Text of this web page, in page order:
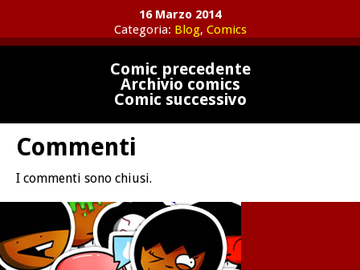
16 Marzo 2014
Categoria: Blog, Comics
Comic precedente
Archivio comics
Comic successivo
Commenti
I commenti sono chiusi.